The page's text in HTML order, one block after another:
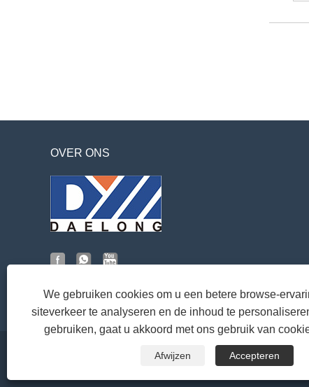
OVER ONS
Copyright © 2022 Taizhou Huangyan Daelong Mold Co.,
We gebruiken cookies om u een betere browse-
siteverkeer te analyseren en de inhoud te
gebruiken, gaat u akkoord met ons gebruik van
Afwijzen Accepteren